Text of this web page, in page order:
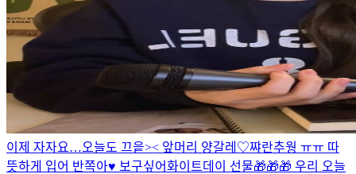
이제 자자요…오늘도 끄읕>< 앞머리 양갈레♡쨔란추웡 ㅠㅠ 따
뜻하게 입어 반쪽아♥️ 보구싶어화이트데이 선물🎁🎁🎁 우리 오늘